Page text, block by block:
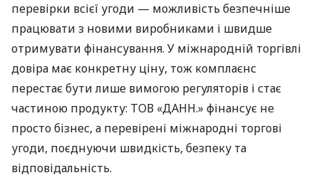
перевірки всієї угоди — можливість безпечніше
працювати з новими виробниками і швидше
отримувати фінансування. У міжнародній торгівлі
довіра має конкретну ціну, тож комплаєнс
перестає бути лише вимогою регуляторів і стає
частиною продукту: ТОВ «ДАНН.» фінансує не
просто бізнес, а перевірені міжнародні торгові
угоди, поєднуючи швидкість, безпеку та
відповідальність.